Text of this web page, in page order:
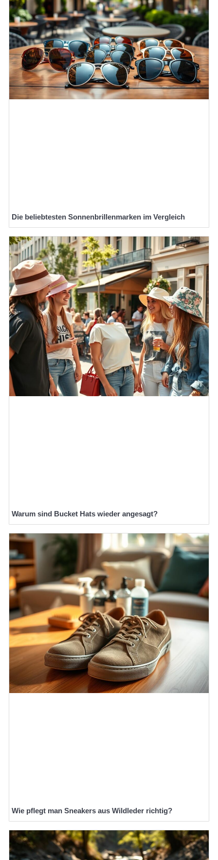
Die beliebtesten Sonnenbrillenmarken im Vergleich
Warum sind Bucket Hats wieder angesagt?
Wie pflegt man Sneakers aus Wildleder richtig?